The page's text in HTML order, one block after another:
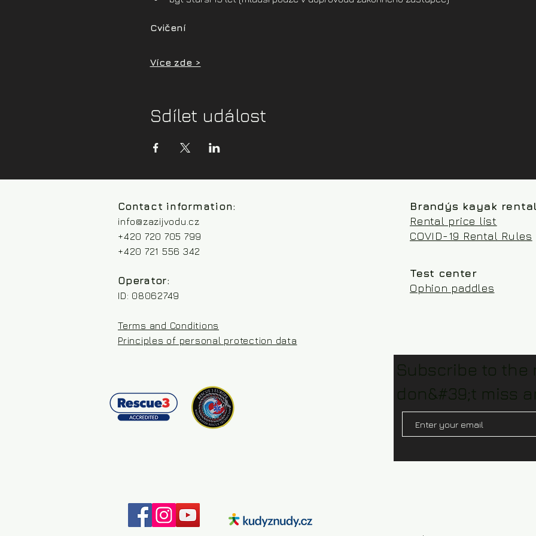
Cvičení
Více zde >
Sdílet událost
Contact information:
info@zazijvodu.cz
+420 720 705 799
+420 721 556 342
Operator:
ID: 08062749
Terms and Conditions
Principles of personal protection data
Brandýs kayak
Rental price list
COVID-19 Rental Rules
Test center
Ophion paddles
Subscribe to the
don&#39;t miss